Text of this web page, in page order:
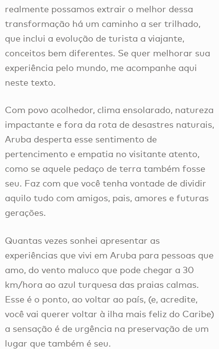
realmente possamos extrair o melhor dessa
transformação há um caminho a ser trilhado,
que inclui a evolução de turista a viajante,
conceitos bem diferentes. Se quer melhorar sua
experiência pelo mundo, me acompanhe aqui
neste texto.
Com povo acolhedor, clima ensolarado, natureza
impactante e fora da rota de desastres naturais,
Aruba desperta esse sentimento de
pertencimento e empatia no visitante atento,
como se aquele pedaço de terra também fosse
seu. Faz com que você tenha vontade de dividir
aquilo tudo com amigos, pais, amores e futuras
gerações.
Quantas vezes sonhei apresentar as
experiências que vivi em Aruba para pessoas que
amo, do vento maluco que pode chegar a 30
km/hora ao azul turquesa das praias calmas.
Esse é o ponto, ao voltar ao país, (e, acredite,
você vai querer voltar à ilha mais feliz do Caribe)
a sensação é de urgência na preservação de um
lugar que também é seu.